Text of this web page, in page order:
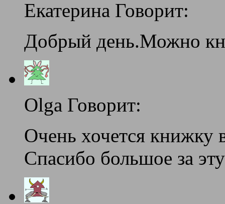
Екатерина Говорит:
Добрый день.Можно
Olga Говорит:
Очень хочется книжку
Спасибо большое за